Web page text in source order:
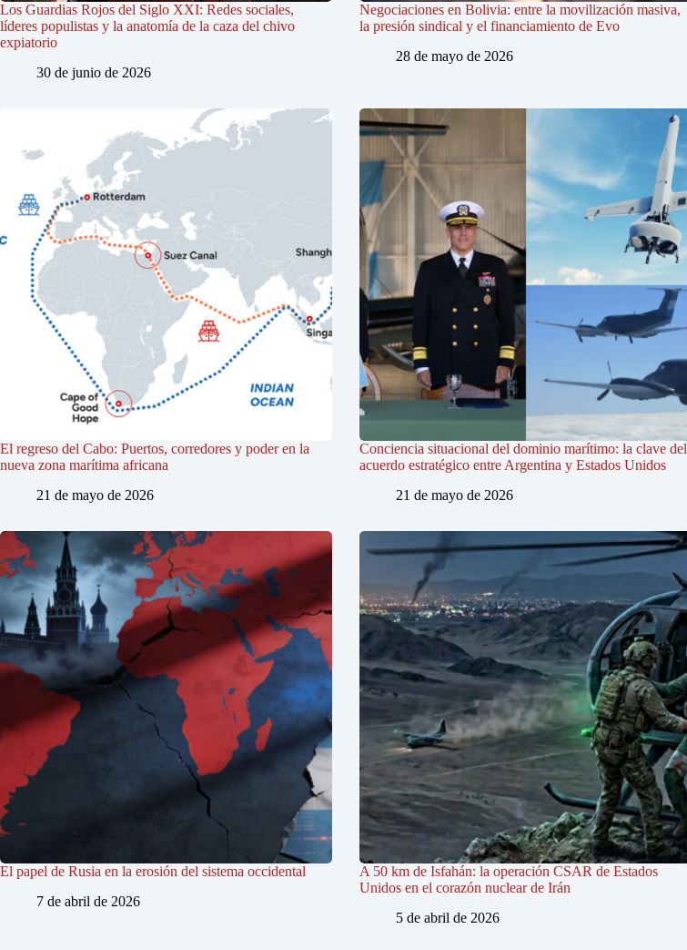
Los Guardias Rojos del Siglo XXI: Redes sociales,
líderes populistas y la anatomía de la caza del chivo
expiatorio
30 de junio de 2026
Negociaciones en Bolivia: entre la movilización masiva,
la presión sindical y el financiamiento de Evo
28 de mayo de 2026
El regreso del Cabo: Puertos, corredores y poder en la
nueva zona marítima africana
21 de mayo de 2026
Conciencia situacional del dominio marítimo: la clave del
acuerdo estratégico entre Argentina y Estados Unidos
21 de mayo de 2026
El papel de Rusia en la erosión del sistema occidental
7 de abril de 2026
A 50 km de Isfahán: la operación CSAR de Estados
Unidos en el corazón nuclear de Irán
5 de abril de 2026